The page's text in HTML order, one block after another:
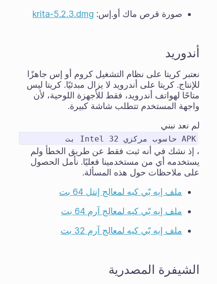
صورة قرص ماك أو.إس: krita-5.2.3.dmg
أندوريد
نعتبر كريتا على نظام التشغيل كروم أو إس جاهزًا
للإنتاج. كريتا على أندرويد لا يزال مبدئيًا. كريتا ليس
متاحًا لهواتف أندرويد، فقط للأجهزة اللوحية، لأن
واجهة المستخدم تتطلب شاشة كبيرة.
لم نعد نبني
APK حاسوب مركزي Intel 32 بت
، إذ نشك في أنه ثبت فقط عن طريق الخطأ ولم
يستخدمه أي من مستخدمينا فعليًا. نأمل الحصول
على ملاحظات حول هذه المسألة.
ملف إيه بّي كيه لمعالج إنتل 64 بت
ملف إيه بّي كيه لمعالج آرم 64 بت
ملف إيه بّي كيه لمعالج آرم 32 بت
الشيفرة المصدرية